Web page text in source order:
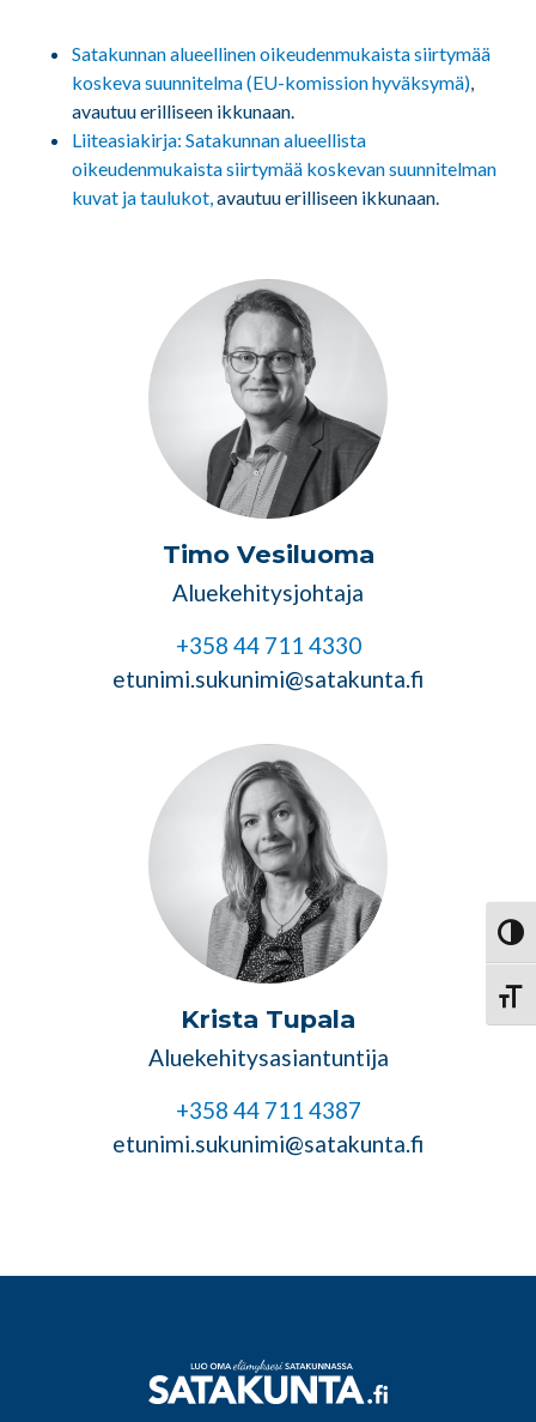
Satakunnan alueellinen oikeudenmukaista siirtymää
koskeva suunnitelma (EU-komission hyväksymä),
avautuu erilliseen ikkunaan.
Liiteasiakirja: Satakunnan alueellista
oikeudenmukaista siirtymää koskevan suunnitelman
kuvat ja taulukot,avautuu erilliseen ikkunaan.
Timo Vesiluoma
Aluekehitysjohtaja
+358 44 711 4330
etunimi.sukunimi@satakunta.fi
Krista Tupala
Aluekehitysasiantuntija
+358 44 711 4387
etunimi.sukunimi@satakunta.fi